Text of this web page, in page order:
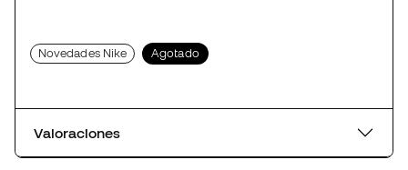
Novedades Nike Agotado
Valoraciones